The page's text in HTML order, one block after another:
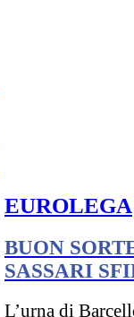
EUROLEGA
BUON
SASSARI
L’urna di